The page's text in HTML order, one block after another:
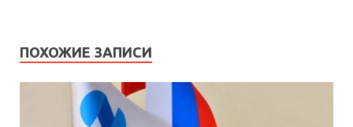
ПОХОЖИЕ ЗАПИСИ